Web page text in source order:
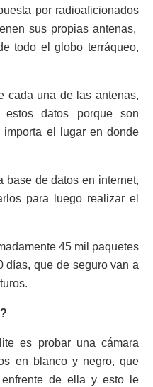
por radioaficionados
sus propias antenas,
todo el globo terráqueo,
cada una de las antenas,
datos porque son
importa el lugar en donde
base de datos en internet,
para luego realizar el
45 mil paquetes
días, que de seguro van a
es probar una cámara
en blanco y negro, que
de ella y esto le